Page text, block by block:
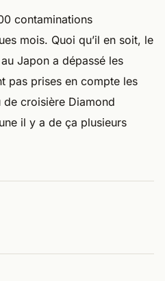
contaminations
mois. Quoi qu’il en soit, le
Japon a dépassé les
pas prises en compte les
croisière Diamond
il y a de ça plusieurs